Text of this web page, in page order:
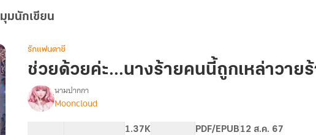
มุมนักเขียน
รักแฟนตาซี
ช่วยด้วยค่ะ...นางร้ายคนนี้ถูกเหล่าวาย
เรื่อง
ช่วย
นามปากกา
Mooncloud
1.37K PDF/EPUB12 ส.ค. 67